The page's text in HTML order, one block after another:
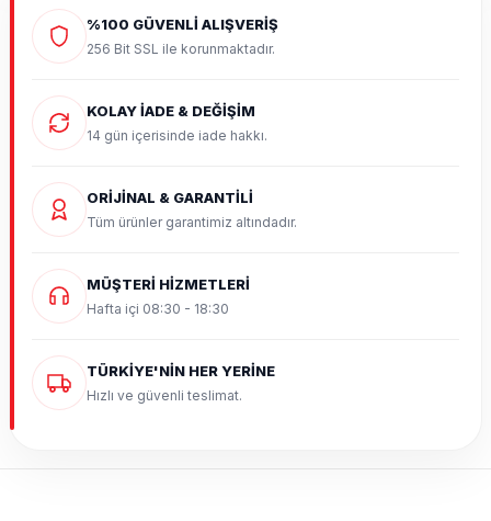
%100 GÜVENLİ ALIŞVERİŞ
256 Bit SSL ile korunmaktadır.
KOLAY İADE & DEĞİŞİM
14 gün içerisinde iade hakkı.
ORİJİNAL & GARANTİLİ
Tüm ürünler garantimiz altındadır.
MÜŞTERİ HİZMETLERİ
Hafta içi 08:30 - 18:30
TÜRKİYE'NİN HER YERİNE
Hızlı ve güvenli teslimat.